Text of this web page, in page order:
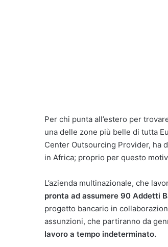
Per chi punta all’estero per
una delle zone più belle di tutta
Center Outsourcing Provider, ha
in Africa; proprio per questo
L’azienda multinazionale, che
pronta ad assumere 90 Addetti
progetto bancario in
assunzioni, che partiranno da
lavoro a tempo indeterminato.